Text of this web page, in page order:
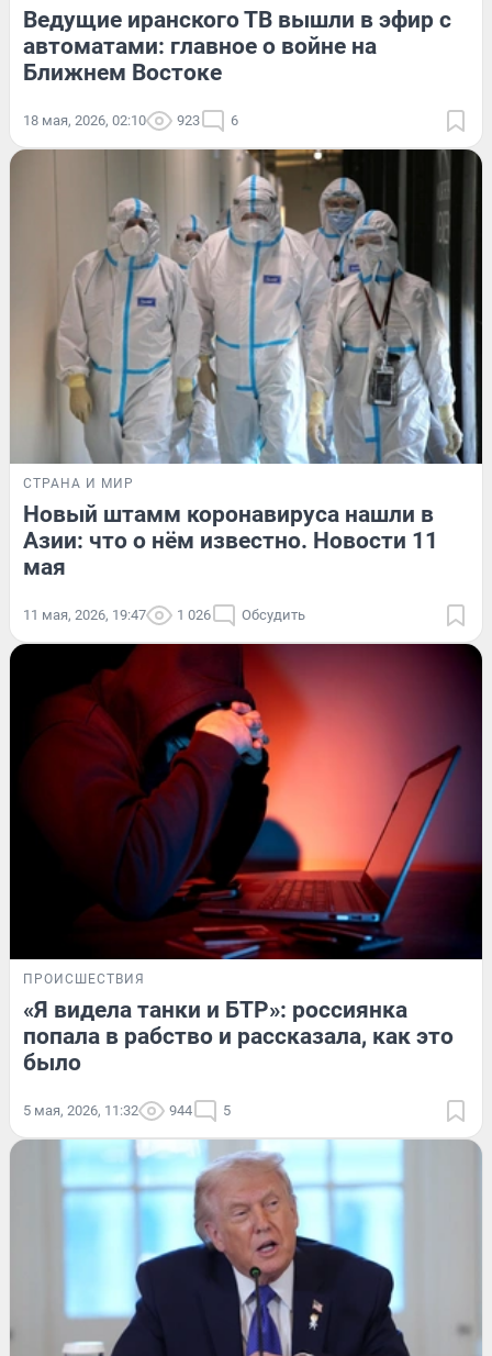
Ведущие иранского ТВ вышли в эфир с
автоматами: главное о войне на
Ближнем Востоке
18 мая, 2026, 02:10 923 6
СТРАНА И МИР
Новый штамм коронавируса нашли в
Азии: что о нём известно. Новости 11
мая
11 мая, 2026, 19:47 1 026 Обсудить
ПРОИСШЕСТВИЯ
«Я видела танки и БТР»: россиянка
попала в рабство и рассказала, как это
было
5 мая, 2026, 11:32 944 5